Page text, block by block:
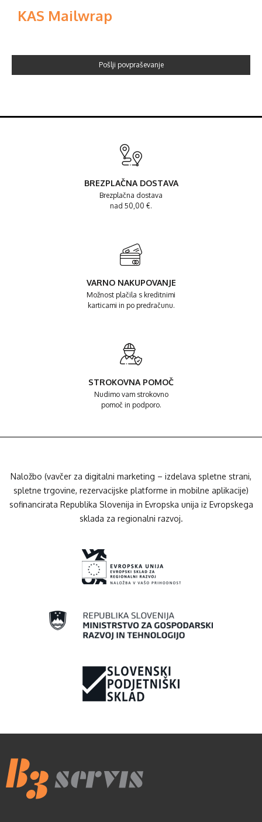
KAS Mailwrap
Pošlji povpraševanje
BREZPLAČNA DOSTAVA
Brezplačna dostava
nad 50,00 €.
VARNO NAKUPOVANJE
Možnost plačila s kreditnimi
karticami in po predračunu.
STROKOVNA POMOČ
Nudimo vam strokovno
pomoč in podporo.
Naložbo (vavčer za digitalni marketing – izdelava spletne strani,
spletne trgovine, rezervacijske platforme in mobilne aplikacije)
sofinancirata Republika Slovenija in Evropska unija iz Evropskega
sklada za regionalni razvoj.